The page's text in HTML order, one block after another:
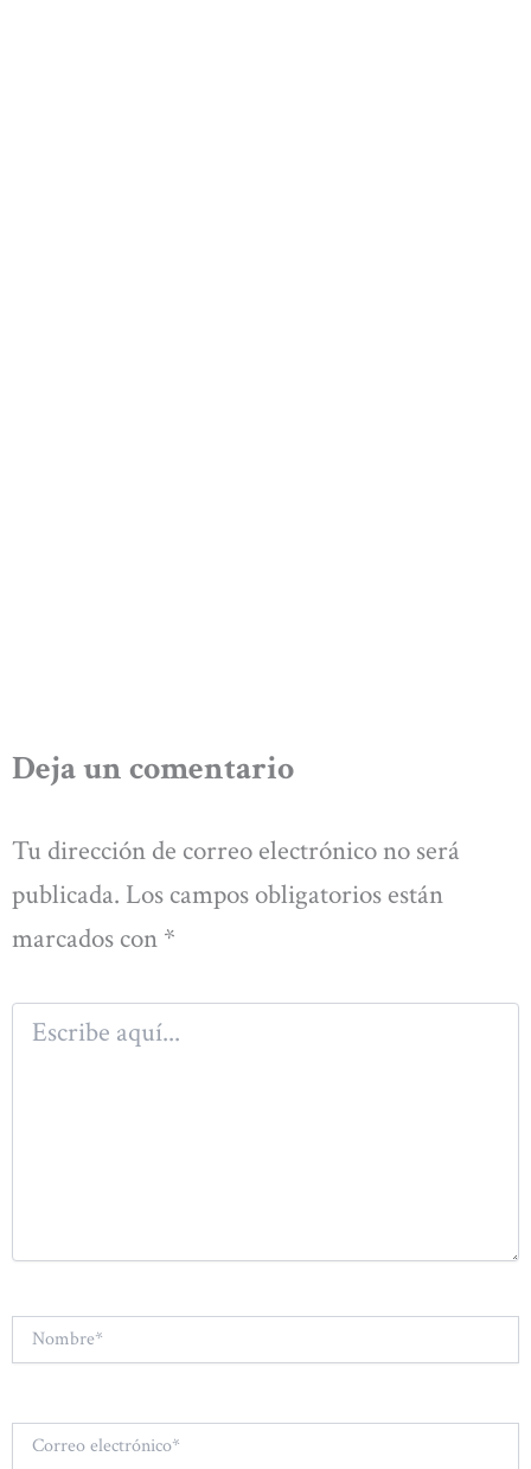
Deja un comentario
Tu dirección de correo electrónico no será
publicada. Los campos obligatorios están
marcados con *
Escribe
aquí...
Nombre*
Correo
electrónico*